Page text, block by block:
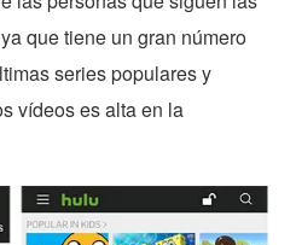
que tiene un gran número
series populares y
vídeos es alta en la